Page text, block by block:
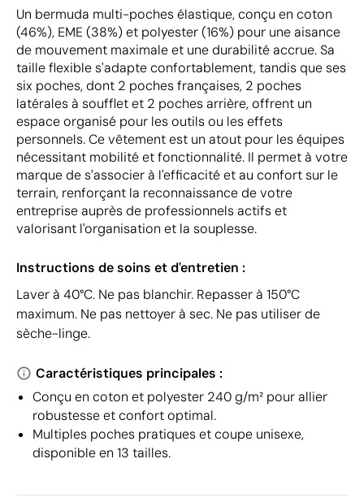
Un bermuda multi-poches élastique, conçu en coton
(46%), EME (38%) et polyester (16%) pour une aisance
de mouvement maximale et une durabilité accrue. Sa
taille flexible s'adapte confortablement, tandis que ses
six poches, dont 2 poches françaises, 2 poches
latérales à soufflet et 2 poches arrière, offrent un
espace organisé pour les outils ou les effets
personnels. Ce vêtement est un atout pour les équipes
nécessitant mobilité et fonctionnalité. Il permet à votre
marque de s'associer à l'efficacité et au confort sur le
terrain, renforçant la reconnaissance de votre
entreprise auprès de professionnels actifs et
valorisant l'organisation et la souplesse.
Instructions de soins et d'entretien :
Laver à 40°C. Ne pas blanchir. Repasser à 150°C
maximum. Ne pas nettoyer à sec. Ne pas utiliser de
sèche-linge.
Caractéristiques principales :
Conçu en coton et polyester 240 g/m² pour allier
robustesse et confort optimal.
Multiples poches pratiques et coupe unisexe,
disponible en 13 tailles.